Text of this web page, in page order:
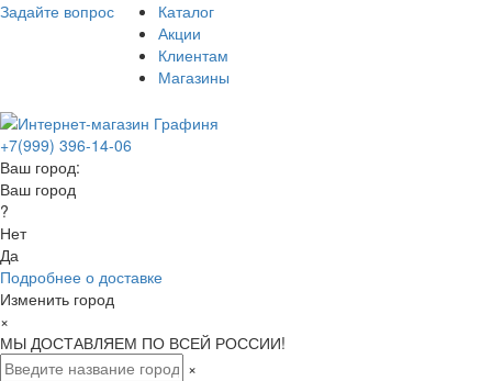
Задайте вопрос
Каталог
Акции
Клиентам
Магазины
+7(999) 396-14-06
Ваш город:
Ваш город
?
Нет
Да
Подробнее о доставке
Изменить город
×
МЫ ДОСТАВЛЯЕМ ПО ВСЕЙ РОССИИ!
×